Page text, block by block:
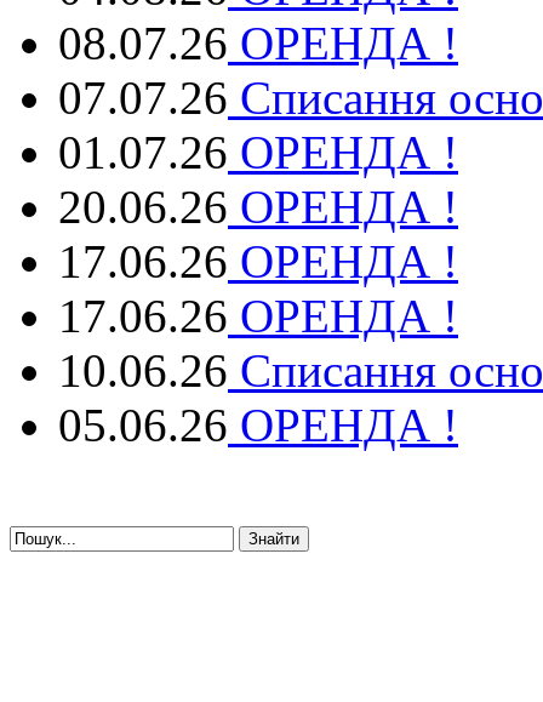
08.07.26 ОРЕНДА !
07.07.26 Списання
01.07.26 ОРЕНДА !
20.06.26 ОРЕНДА !
17.06.26 ОРЕНДА !
17.06.26 ОРЕНДА !
10.06.26 Списання
05.06.26 ОРЕНДА !